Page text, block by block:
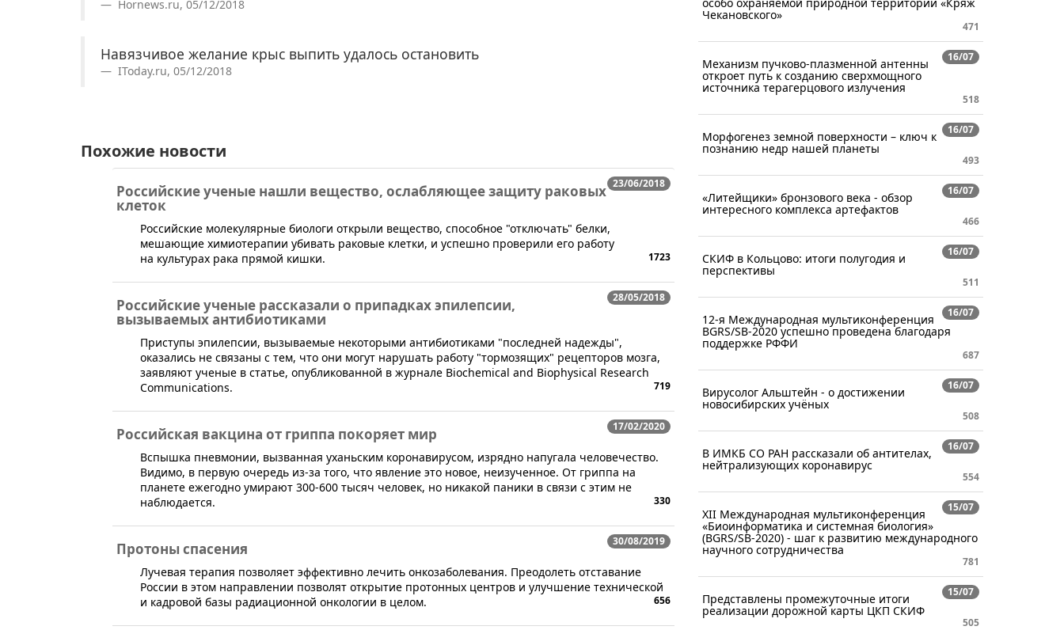
Hornews.ru, 05/12/2018
Навязчивое желание крыс выпить удалось остановить
IToday.ru, 05/12/2018
Похожие новости
23/06/2018
Российские ученые нашли вещество, ослабляющее защиту раковых
клеток
​Российские молекулярные биологи открыли вещество, способное "отключать" белки,
мешающие химиотерапии убивать раковые клетки, и успешно проверили его работу
на культурах рака прямой кишки.
1723
28/05/2018
Российские ученые рассказали о припадках эпилепсии,
вызываемых антибиотиками
Приступы эпилепсии, вызываемые некоторыми антибиотиками "последней надежды",
оказались не связаны с тем, что они могут нарушать работу "тормозящих" рецепторов мозга,
заявляют ученые в статье, опубликованной в журнале Biochemical and Biophysical Research
Communications.
719
17/02/2020
Российская вакцина от гриппа покоряет мир
​Вспышка пневмонии, вызванная уханьским коронавирусом, изрядно напугала человечество.
Видимо, в первую очередь из-за того, что явление это новое, неизученное. От гриппа на
планете ежегодно умирают 300-600 тысяч человек, но никакой паники в связи с этим не
наблюдается.
330
30/08/2019
Протоны спасения
​Лучевая терапия позволяет эффективно лечить онкозаболевания. Преодолеть отставание
России в этом направлении позволят открытие протонных центров и улучшение технической
и кадровой базы радиационной онкологии в целом.
656
Чекановского»
471
16/07
Механизм пучково-плазменной антенны
откроет путь к созданию сверхмощного
источника терагерцового излучения
518
16/07
Морфогенез земной поверхности – ключ к
познанию недр нашей планеты
493
16/07
«Литейщики» бронзового века - обзор
интересного комплекса артефактов
466
16/07
СКИФ в Кольцово: итоги полугодия и
перспективы
511
16/07
12-я Международная мультиконференция
BGRS/SB-2020 успешно проведена благодаря
поддержке РФФИ
687
16/07
Вирусолог Альштейн - о достижении
новосибирских учёных
508
16/07
В ИМКБ СО РАН рассказали об антителах,
нейтрализующих коронавирус
554
15/07
XII Международная мультиконференция
«Биоинформатика и системная биология»
(BGRS/SB-2020) - шаг к развитию международного
научного сотрудничества
781
15/07
Представлены промежуточные итоги
реализации дорожной карты ЦКП СКИФ
505